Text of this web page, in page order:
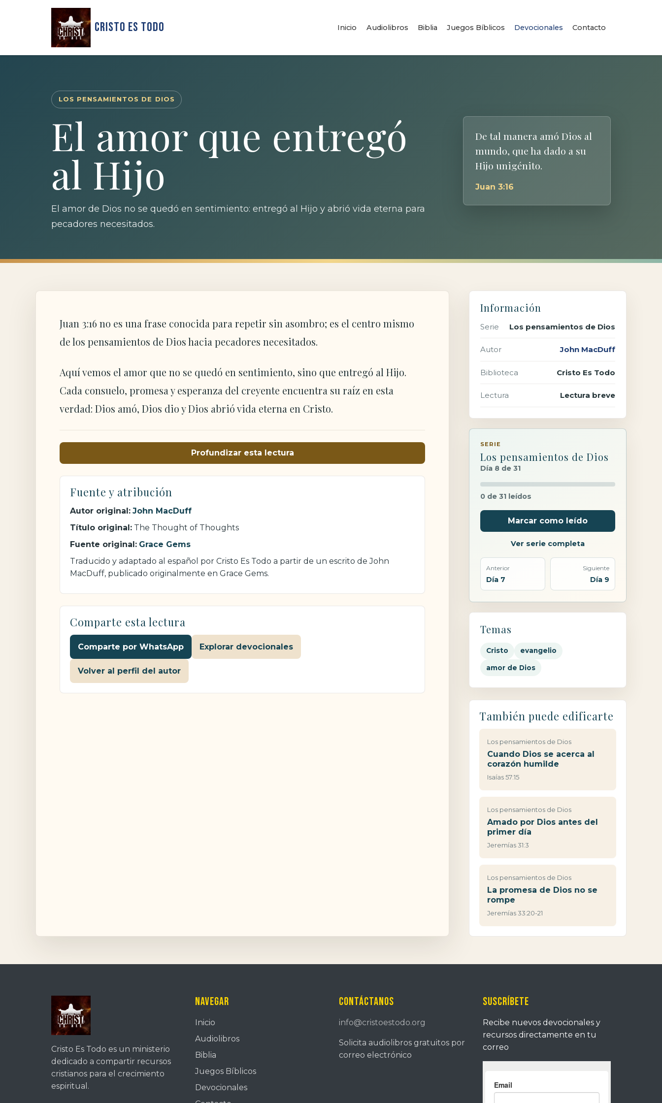
Cristo Es Todo Inicio Audiolibros Biblia Juegos Bíblicos Devocionales Contacto
LOS PENSAMIENTOS DE DIOS
El amor que entregó
al Hijo
El amor de Dios no se quedó en sentimiento: entregó al Hijo y abrió vida eterna para
pecadores necesitados.
De tal manera amó Dios al
mundo, que ha dado a su
Hijo unigénito.
Juan 3:16
Juan 3:16 no es una frase conocida para repetir sin asombro; es el centro mismo
de los pensamientos de Dios hacia pecadores necesitados.
Aquí vemos el amor que no se quedó en sentimiento, sino que entregó al Hijo.
Cada consuelo, promesa y esperanza del creyente encuentra su raíz en esta
verdad: Dios amó, Dios dio y Dios abrió vida eterna en Cristo.
Profundizar esta lectura
Fuente y atribución
Autor original: John MacDuff
Título original: The Thought of Thoughts
Fuente original: Grace Gems
Traducido y adaptado al español por Cristo Es Todo a partir de un escrito de John
MacDuff, publicado originalmente en Grace Gems.
Comparte esta lectura
Comparte por WhatsApp Explorar devocionales
Volver al perfil del autor
Información
Serie Los pensamientos de Dios
Autor John MacDuff
Biblioteca Cristo Es Todo
Lectura Lectura breve
SERIE
Los pensamientos de Dios
Día 8 de 31
0 de 31 leídos
Marcar como leído
Ver serie completa
Anterior
Día 7
Siguiente
Día 9
Temas
Cristo evangelio
amor de Dios
También puede edificarte
Los pensamientos de Dios
Cuando Dios se acerca al
corazón humilde
Isaías 57:15
Los pensamientos de Dios
Amado por Dios antes del
primer día
Jeremías 31:3
Los pensamientos de Dios
La promesa de Dios no se
rompe
Jeremías 33:20-21
Cristo Es Todo es un ministerio
dedicado a compartir recursos
cristianos para el crecimiento
espiritual.
Navegar
Inicio
Audiolibros
Biblia
Juegos Bíblicos
Devocionales
Contáctanos
info@cristoestodo.org
Solicita audiolibros gratuitos por
correo electrónico
Suscríbete
Recibe nuevos devocionales y
recursos directamente en tu
correo